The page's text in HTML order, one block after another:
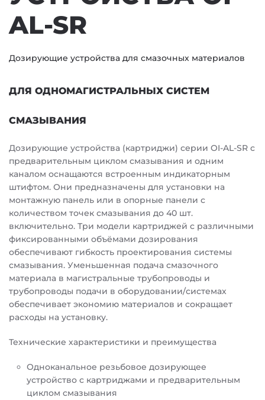
AL-SR
Дозирующие устройства для смазочных материалов
ДЛЯ ОДНОМАГИСТРАЛЬНЫХ СИСТЕМ
СМАЗЫВАНИЯ
Дозирующие устройства (картриджи) серии OI-AL-SR с
предварительным циклом смазывания и одним
каналом оснащаются встроенным индикаторным
штифтом. Они предназначены для установки на
монтажную панель или в опорные панели с
количеством точек смазывания до 40 шт.
включительно. Три модели картриджей с различными
фиксированными объёмами дозирования
обеспечивают гибкость проектирования системы
смазывания. Уменьшенная подача смазочного
материала в магистральные трубопроводы и
трубопроводы подачи в оборудовании/системах
обеспечивает экономию материалов и сокращает
расходы на установку.
Технические характеристики и преимущества
Одноканальное резьбовое дозирующее
устройство с картриджами и предварительным
циклом смазывания